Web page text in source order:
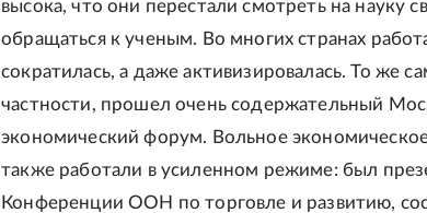
высока, что они перестали смотреть на науку
обращаться к ученым. Во многих странах
сократилась, а даже активизировалась. То же
частности, прошел очень содержательный
экономический форум. Вольное
также работали в усиленном режиме: был
Конференции ООН по торговле и развитию,